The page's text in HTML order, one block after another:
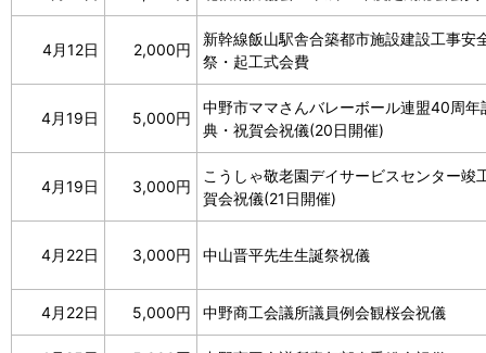
4月12日 2,000円
新幹線飯山駅舎合築都市施設建設工事安
祭・起工式会費
4月19日 5,000円
中野市ママさんバレーボール連盟40周年
典・祝賀会祝儀(20日開催)
4月19日 3,000円
こうしゃ敬老園デイサービスセンター竣
賀会祝儀(21日開催)
4月22日 3,000円 中山晋平先生生誕祭祝儀
4月22日 5,000円 中野商工会議所議員例会観桜会祝儀